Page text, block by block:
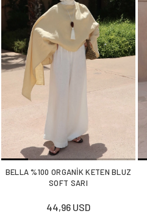
BELLA %100 ORGANİK KETEN BLUZ
SOFT SARI
44,96 USD